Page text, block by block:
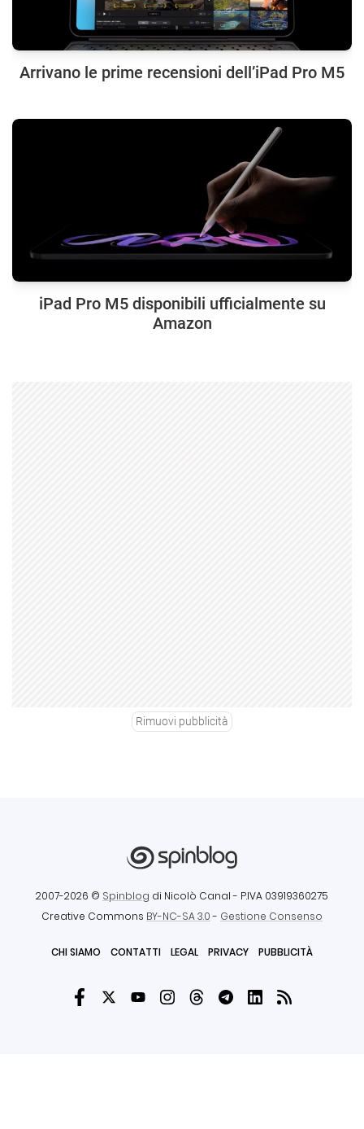
Arrivano le prime recensioni dell’iPad Pro M5
iPad Pro M5 disponibili ufficialmente su
Amazon
Rimuovi pubblicità
2007-2026 © Spinblog di Nicolò Canal - P.IVA 03919360275
Creative Commons BY-NC-SA 3.0- Gestione Consenso
CHI SIAMO CONTATTI LEGAL PRIVACY PUBBLICITÀ